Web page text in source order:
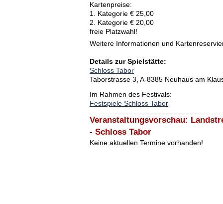
Kartenpreise:
1. Kategorie € 25,00
2. Kategorie € 20,00
freie Platzwahl!
Weitere Informationen und
Details zur Spielstätte:
Schloss Tabor
Taborstrasse 3, A-8385 Neuhaus am
Im Rahmen des Festivals:
Festspiele Schloss Tabor
Veranstaltungsvorschau:
- Schloss Tabor
Keine aktuellen Termine vorhanden!